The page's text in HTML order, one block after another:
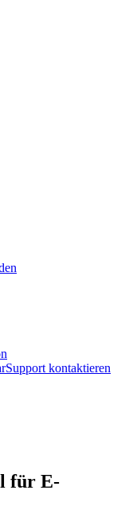
Support kontaktieren
für E-